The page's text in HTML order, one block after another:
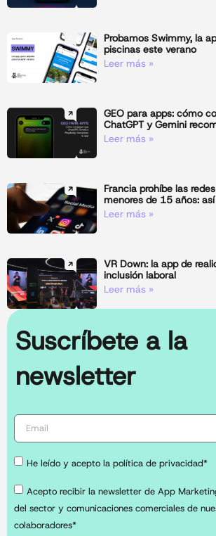
Probamos Swimmy, la
piscinas este verano
Leer más »
GEO para apps: cómo
ChatGPT y Gemini
Leer más »
Francia prohíbe las
menores de 15 años:
Leer más »
VR Down: la app de
inclusión laboral
Leer más »
Suscríbete a la
newsletter
He leído y acepto la política de privacidad*
Acepto recibir la newsletter de App
del sector y comunicaciones comerciales de
colaboradores*